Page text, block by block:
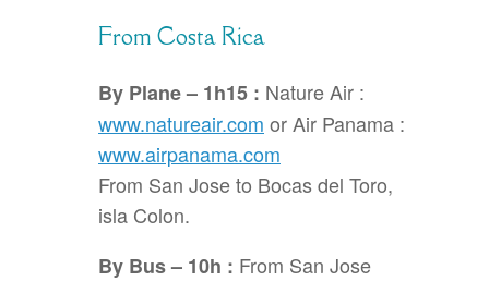
From Costa Rica
By Plane – 1h15 : Nature Air :
www.natureair.com or Air Panama :
www.airpanama.com
From San Jose to Bocas del Toro,
isla Colon.
By Bus – 10h : From San Jose